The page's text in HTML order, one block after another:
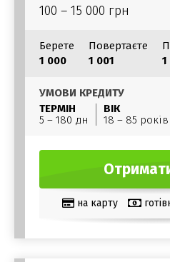
100 – 15 000 грн
Берете
1 000
Повертаєте
1 001
УМОВИ КРЕДИТУ
ТЕРМІН
5 – 180 дн
ВІК
18 – 85 років
на карту